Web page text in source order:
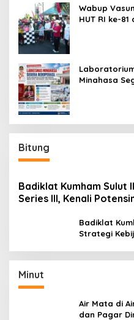
Wabup
HUT RI ke-
Minahasa
Bitung
Badiklat Kumham Sulut
Series III, Kenali
Badiklat
Strategi
Minut
Air Mata di
dan Pagar